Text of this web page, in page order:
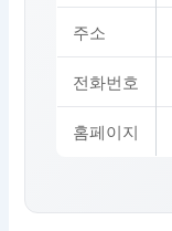
주소
전화번호
홈페이지